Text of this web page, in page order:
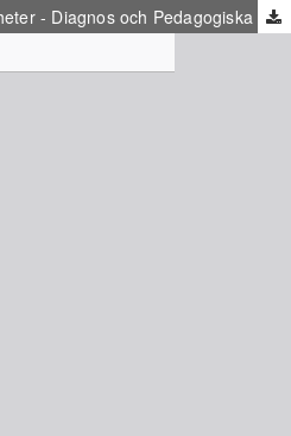
Specifika Matematiksvårigheter - Diagnos och Pedagogiska och Didaktiska Anpassningar (SMADA)